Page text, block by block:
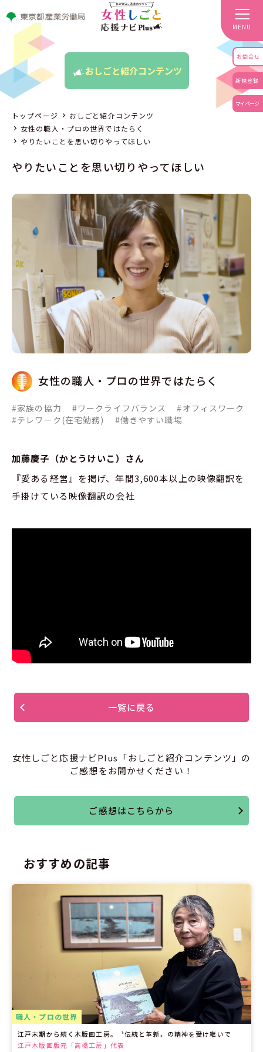
新規登録
マイページ
お問合せ
MENU
おしごと紹介コンテンツ
トップページ
おしごと紹介コンテンツ
女性の職人・プロの世界ではたらく
やりたいことを思い切りやってほしい
やりたいことを思い切りやってほしい
女性の職人・プロの世界ではたらく
#家族の協力 #ワークライフバランス
#オフィスワーク
#テレワーク(在宅勤務)
#働きやすい職場
加藤慶子（かとうけいこ）さん
『愛ある経営』を掲げ、年間3,600本以上の映像翻訳を
手掛けている映像翻訳の会社
一覧に戻る
女性しごと応援ナビPlus「おしごと紹介コンテンツ」の
ご感想をお聞かせください！
ご感想はこちらから
おすすめの記事
職人・プロの世界
江戸末期から続く木版画工房。〝伝統と革新〟の精神を受け継いで
江戸木版画版元「高橋工房」代表